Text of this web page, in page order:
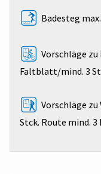
Badesteg
Vorschläge
Faltblatt/mind. 3
Vorschläge
Stck. Route mind. 3